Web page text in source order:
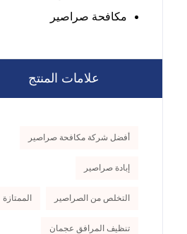
مكافحة صراصير
علامات المنتج
أفضل شركة مكافحة صراصير
إبادة صراصير
التخلص من الصراصير الممتازة
تنظيف المرافق عجمان